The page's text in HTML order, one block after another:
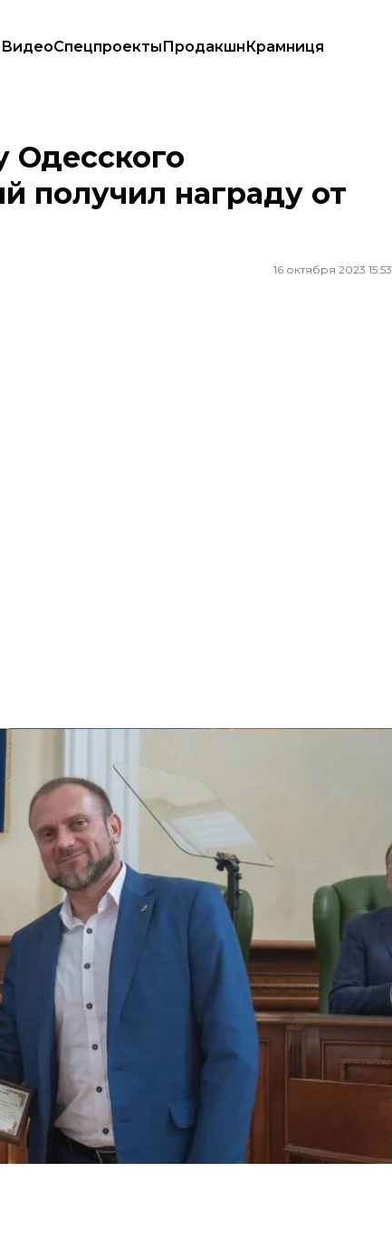
ВидеоСпецпроектыПродакшнКрамниця
награду от Кивалова
Одесского
получил награду от
16 октября 2023 15:53
и Владимир Деулин
юридическая академия» / Facebook
отстранило директора своего
Деулина. Накануне тот «засветился» на
Одесской юридической академии
по случаю Дня юриста, которое
«Одесская юридическая академия».
писало , что на «вечеринке» у Кивалова 8 октября
и судебной системы Одессы. Там
академии, а на лично организованной
и значки, а вот директор Одесского
можно предположить, судя по фото). Если
Поэтому с подарком господину Деулину
, — отметил собеседник ZN.UA.